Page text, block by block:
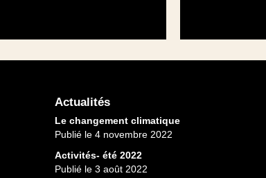
Actualités
Le changement climatique
Publié le 4 novembre 2022
Activités- été 2022
Publié le 3 août 2022